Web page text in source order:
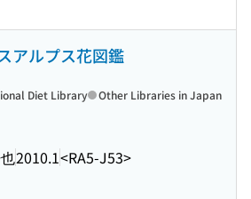
アルプス花図鑑
2010.1<RA5-J53>
Diet Library Other Libraries in Japan